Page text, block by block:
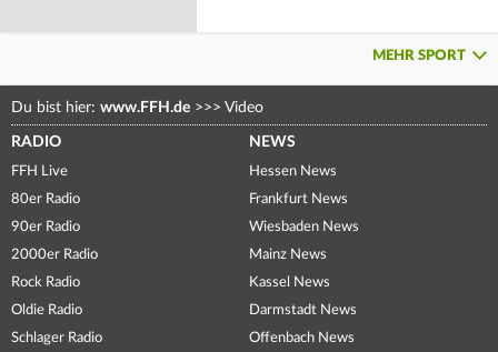
MEHR SPORT
Du bist hier: www.FFH.de >>> Video
RADIO
FFH Live
80er Radio
90er Radio
2000er Radio
Rock Radio
Oldie Radio
Schlager Radio
NEWS
Hessen News
Frankfurt News
Wiesbaden News
Mainz News
Kassel News
Darmstadt News
Offenbach News